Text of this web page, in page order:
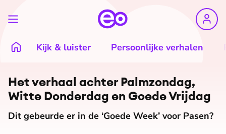
Kijk & luister Persoonlijke verhalen
©The Bible Series
Het verhaal achter Palmzondag,
Witte Donderdag en Goede Vrijdag
Dit gebeurde er in de ‘Goede Week’ voor Pasen?